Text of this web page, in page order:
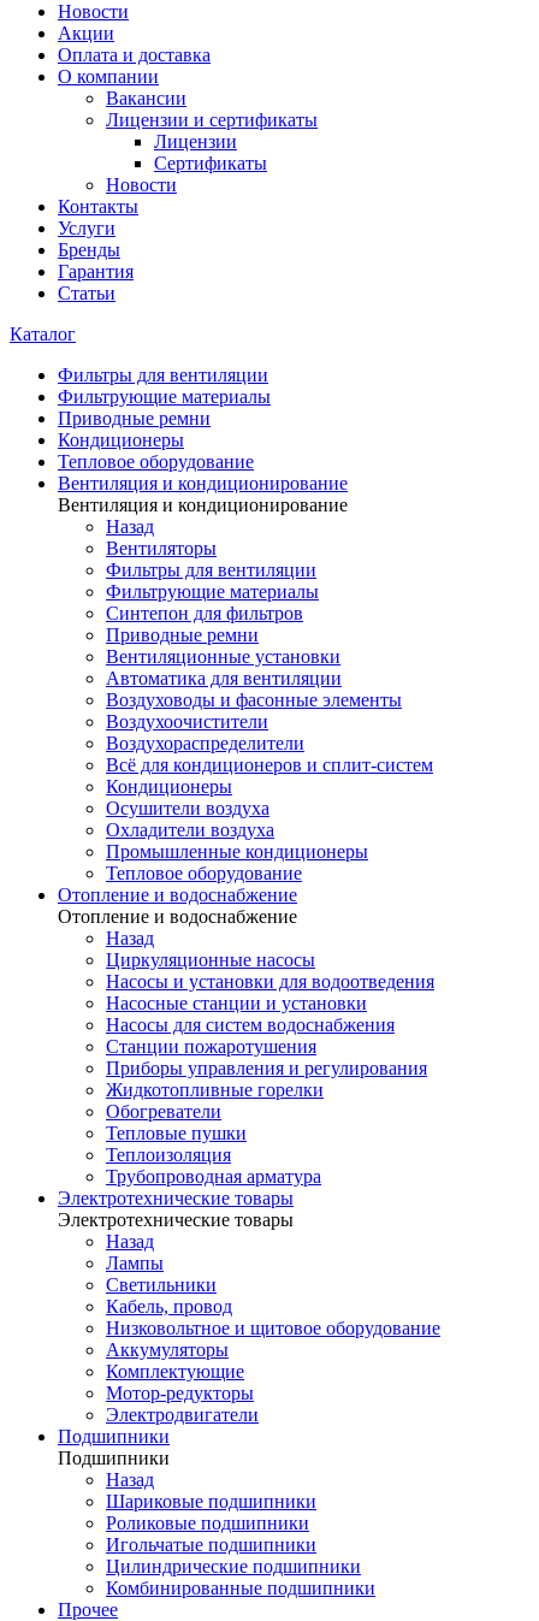
Новости
Акции
Оплата и доставка
О компании
Вакансии
Лицензии и сертификаты
Лицензии
Сертификаты
Новости
Контакты
Услуги
Бренды
Гарантия
Статьи
Каталог
Фильтры для вентиляции
Фильтрующие материалы
Приводные ремни
Кондиционеры
Тепловое оборудование
Вентиляция и кондиционирование
Вентиляция и кондиционирование
Назад
Вентиляторы
Фильтры для вентиляции
Фильтрующие материалы
Синтепон для фильтров
Приводные ремни
Вентиляционные установки
Автоматика для вентиляции
Воздуховоды и фасонные элементы
Воздухоочистители
Воздухораспределители
Всё для кондиционеров и сплит-систем
Кондиционеры
Осушители воздуха
Охладители воздуха
Промышленные кондиционеры
Тепловое оборудование
Отопление и водоснабжение
Отопление и водоснабжение
Назад
Циркуляционные насосы
Насосы и установки для водоотведения
Насосные станции и установки
Насосы для систем водоснабжения
Станции пожаротушения
Приборы управления и регулирования
Жидкотопливные горелки
Обогреватели
Тепловые пушки
Теплоизоляция
Трубопроводная арматура
Электротехнические товары
Электротехнические товары
Назад
Лампы
Светильники
Кабель, провод
Низковольтное и щитовое оборудование
Аккумуляторы
Комплектующие
Мотор-редукторы
Электродвигатели
Подшипники
Подшипники
Назад
Шариковые подшипники
Роликовые подшипники
Игольчатые подшипники
Цилиндрические подшипники
Комбинированные подшипники
Прочее